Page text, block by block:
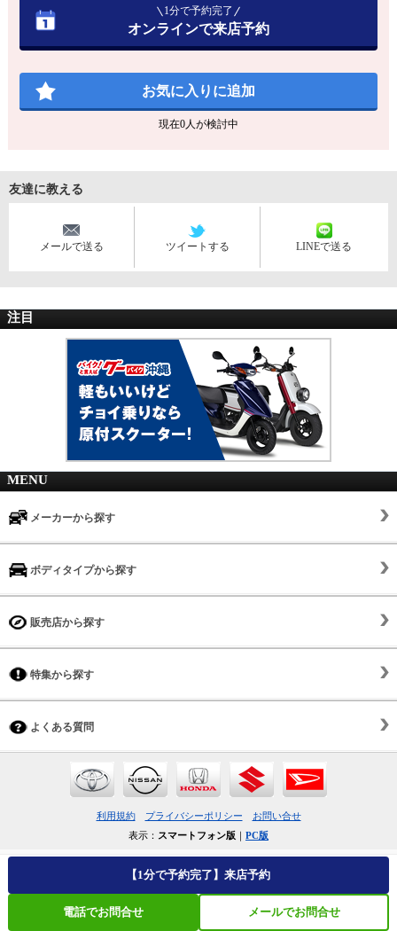
1分で予約完了
オンラインで来店予約
お気に入りに追加
現在0人が検討中
友達に教える
メールで送る ツイートする LINEで送る
【1分で予約完了】来店予約
電話でお問合せ メールでお問合せ
注目
MENU
メーカーから探す
ボディタイプから探す
販売店から探す
特集から探す
よくある質問
利用規約 プライバシーポリシー
お問い合せ
表示： スマートフォン版 PC版